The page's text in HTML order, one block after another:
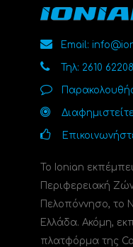
Email:
Τηλ: 2610
Το Ionian
Περιφερειακή
Πελοπόννησο, το
Ελλάδα. Ακόμη,
πλατφόρμα της